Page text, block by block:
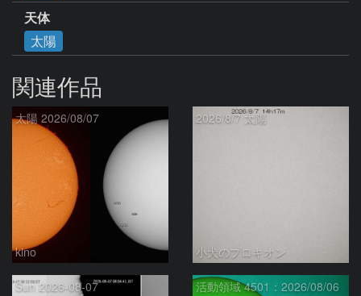
天体
太陽
関連作品
太陽 2026/08/07
kino
2026/8/7 太陽
小犬のプロキオン
Sun 2026-08-07 活動領域 4501：2026/08/06